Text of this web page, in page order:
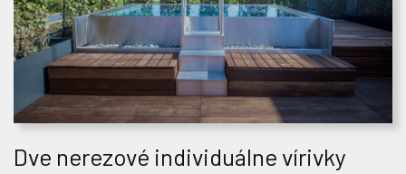
Dve nerezové individuálne vírivky